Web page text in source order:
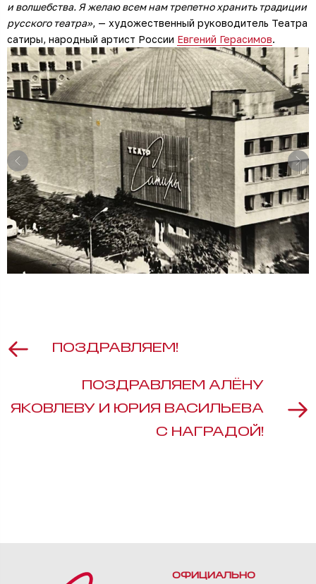
и волшебства. Я желаю всем нам трепетно хранить традиции
русского театра», — художественный руководитель Театра
сатиры, народный артист России Евгений Герасимов.
ПОЗДРАВЛЯЕМ!
ПОЗДРАВЛЯЕМ АЛЁНУ
ЯКОВЛЕВУ И ЮРИЯ ВАСИЛЬЕВА
С НАГРАДОЙ!
ОФИЦИАЛЬНО